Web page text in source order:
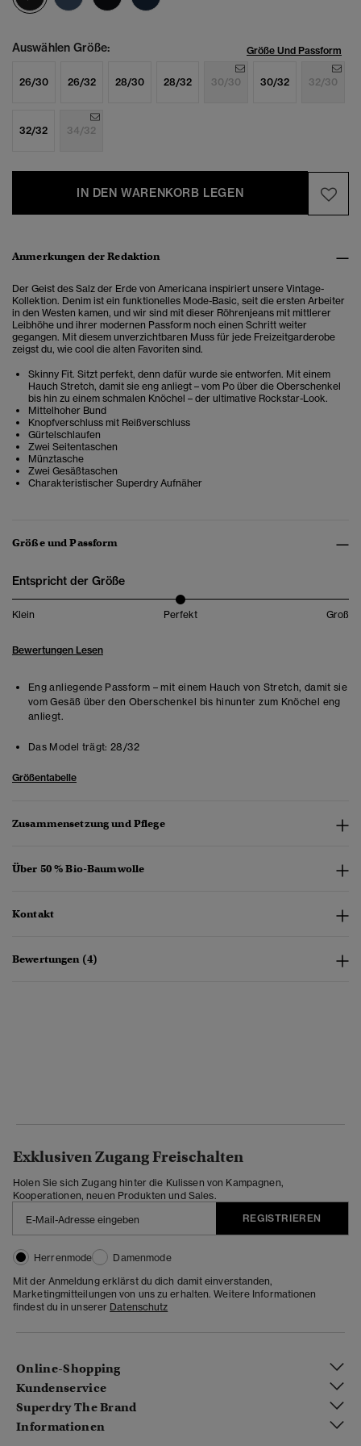
Auswählen Größe: Größe Und Passform
26/30 26/32 28/30 28/32 30/30 30/32 32/30
32/32 34/32
IN DEN WARENKORB LEGEN
Anmerkungen der Redaktion
Der Geist des Salz der Erde von Americana inspiriert unsere Vintage-
Kollektion. Denim ist ein funktionelles Mode-Basic, seit die ersten Arbeiter
in den Westen kamen, und wir sind mit dieser Röhrenjeans mit mittlerer
Leibhöhe und ihrer modernen Passform noch einen Schritt weiter
gegangen. Mit diesem unverzichtbaren Muss für jede Freizeitgarderobe
zeigst du, wie cool die alten Favoriten sind.
Skinny Fit. Sitzt perfekt, denn dafür wurde sie entworfen. Mit einem
Hauch Stretch, damit sie eng anliegt – vom Po über die Oberschenkel
bis hin zu einem schmalen Knöchel – der ultimative Rockstar-Look.
Mittelhoher Bund
Knopfverschluss mit Reißverschluss
Gürtelschlaufen
Zwei Seitentaschen
Münztasche
Zwei Gesäßtaschen
Charakteristischer Superdry Aufnäher
Größe und Passform
Entspricht der Größe
Klein Perfekt Groß
Bewertungen Lesen
Eng anliegende Passform – mit einem Hauch von Stretch, damit sie
vom Gesäß über den Oberschenkel bis hinunter zum Knöchel eng
anliegt.
Das Model trägt: 28/32
Größentabelle
Zusammensetzung und Pflege
Über 50 % Bio-Baumwolle
Kontakt
Bewertungen (4)
Exklusiven Zugang Freischalten
Holen Sie sich Zugang hinter die Kulissen von Kampagnen,
Kooperationen, neuen Produkten und Sales.
REGISTRIEREN
Herrenmode
Damenmode
Mit der Anmeldung erklärst du dich damit einverstanden,
Marketingmitteilungen von uns zu erhalten. Weitere Informationen
findest du in unserer Datenschutz
Online-Shopping
Kundenservice
Superdry The Brand
Informationen